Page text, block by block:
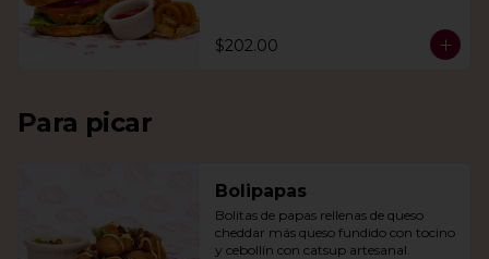
$202.00
Para picar
Bolipapas
Bolitas de papas rellenas de queso
cheddar más queso fundido con tocino
y cebollín con catsup artesanal.